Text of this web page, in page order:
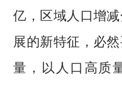
亿，区域人口增
展的新特征，必
量，以人口高质